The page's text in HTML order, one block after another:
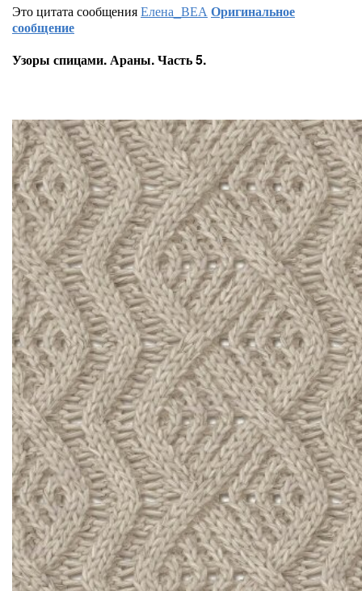
Это цитата сообщенияЕлена_ВЕАОригинальное
сообщение
Узоры спицами. Араны. Часть 5.